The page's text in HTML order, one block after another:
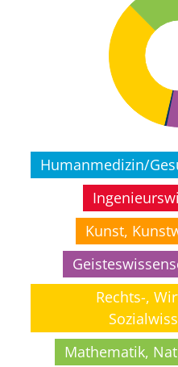
Humanmedizin/
Kunst,
Rechts-,
Mathematik,